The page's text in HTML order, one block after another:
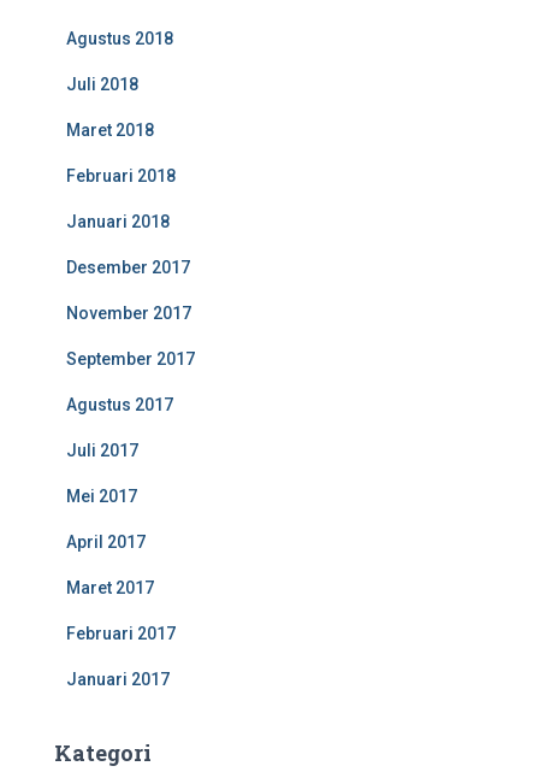
Agustus 2018
Juli 2018
Maret 2018
Februari 2018
Januari 2018
Desember 2017
November 2017
September 2017
Agustus 2017
Juli 2017
Mei 2017
April 2017
Maret 2017
Februari 2017
Januari 2017
Kategori